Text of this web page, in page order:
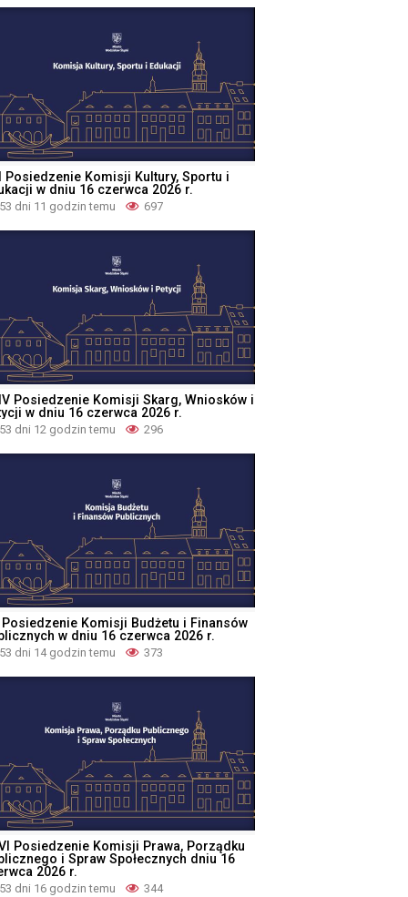
Posiedzenie Komisji Kultury, Sportu i
w dniu 16 czerwca 2026 r.
53 dni 11 godzin temu 697
Posiedzenie Komisji Skarg, Wniosków i
w dniu 16 czerwca 2026 r.
53 dni 12 godzin temu 296
Posiedzenie Komisji Budżetu i Finansów
w dniu 16 czerwca 2026 r.
53 dni 14 godzin temu 373
Posiedzenie Komisji Prawa, Porządku
i Spraw Społecznych dniu 16
2026 r.
53 dni 16 godzin temu 344